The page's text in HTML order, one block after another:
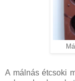
A málnás étcsoki